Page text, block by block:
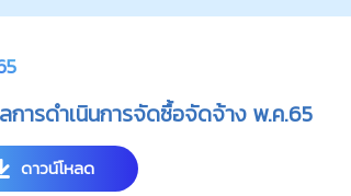
การดำเนินการจัดซื้อจัดจ้าง พ.ค.65
ดาวน์โหลด